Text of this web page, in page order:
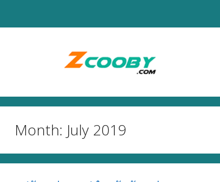
Month: July 2019